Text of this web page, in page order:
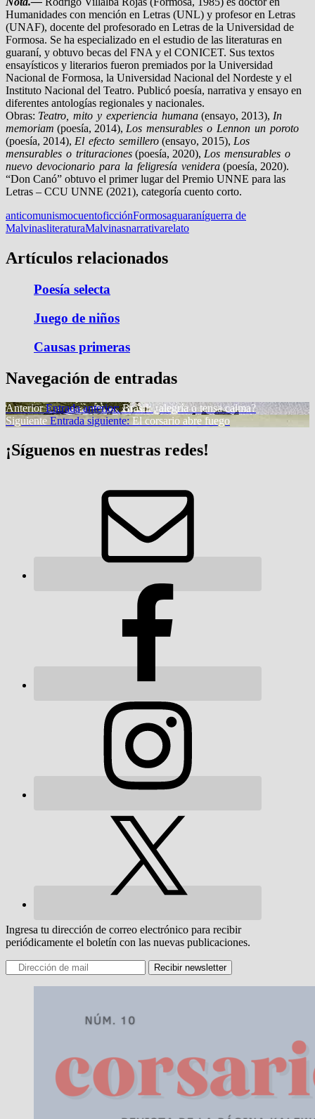
Humanidades con mención en Letras (UNL) y profesor en Letras
(UNAF), docente del profesorado en Letras de la Universidad de
Formosa. Se ha especializado en el estudio de las literaturas en
guaraní, y obtuvo becas del FNA y el CONICET. Sus textos
ensayísticos y literarios fueron premiados por la Universidad
Nacional de Formosa, la Universidad Nacional del Nordeste y el
Instituto Nacional del Teatro. Publicó poesía, narrativa y ensayo en
diferentes antologías regionales y nacionales.
Obras: Teatro, mito y experiencia humana (ensayo, 2013), In
memoriam (poesía, 2014), Los mensurables o Lennon un poroto
(poesía, 2014), El efecto semillero (ensayo, 2015), Los
mensurables o trituraciones (poesía, 2020), Los mensurables o
nuevo devocionario para la feligresía venidera (poesía, 2020).
“Don Canó” obtuvo el primer lugar del Premio UNNE para las
Letras – CCU UNNE (2021), categoría cuento corto.
anticomunismocuentoficciónFormosaguaraníguerra de
MalvinasliteraturaMalvinasnarrativarelato
Artículos relacionados
Poesía selecta
Juego de niños
Causas primeras
Navegación de entradas
Anterior Entrada anterior: Brasil: ¿alegría o tensa calma?
Siguiente Entrada siguiente: El corsario abre fuego
¡Síguenos en nuestras redes!
Ingresa tu dirección de correo electrónico para recibir
periódicamente el boletín con las nuevas publicaciones.
Recibir newsletter